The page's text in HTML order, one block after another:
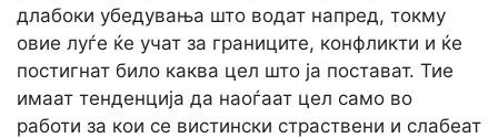
длабоки убедувања што водат напред, токму
овие луѓе ќе учат за границите, конфликти и ќе
постигнат било каква цел што ја постават. Тие
имаат тенденција да наоѓаат цел само во
работи за кои се вистински страствени и слабеат